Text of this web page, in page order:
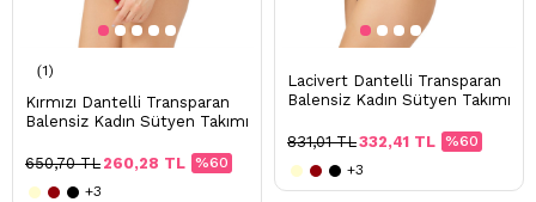
1
Kırmızı Dantelli Transparan
Balensiz Kadın Sütyen Takımı
%60
260,28 TL
650,70 TL
+3
Lacivert Dantelli Transparan
Balensiz Kadın Sütyen Takımı
%60
332,41 TL
831,01 TL
+3